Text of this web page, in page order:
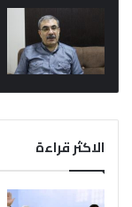
الاكثر قراءة